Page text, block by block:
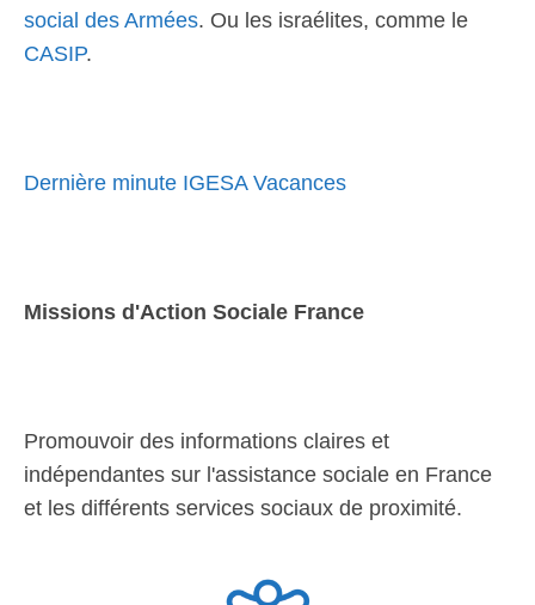
social des Armées. Ou les israélites, comme le
CASIP.
Dernière minute IGESA Vacances
Missions d'Action Sociale France
Promouvoir des informations claires et
indépendantes sur l'assistance sociale en France
et les différents services sociaux de proximité.